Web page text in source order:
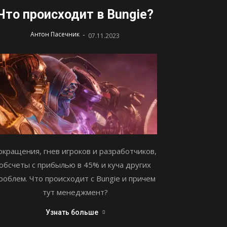
происходит в Bungie?
Антон Пасечник - 07.11.2023
гнев игроков и разработчиков,
с прибылью в 45% и куча других
Что происходит с Bungie и причем
тут менеджмент?
Узнать больше